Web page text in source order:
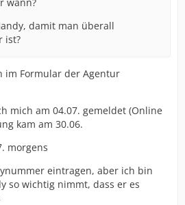
damit man überall
ist?
im Formular der Agentur
mich am 04.07. gemeldet (Online
kam am 30.06.
morgens
eintragen, aber ich bin
so wichtig nimmt, dass er es